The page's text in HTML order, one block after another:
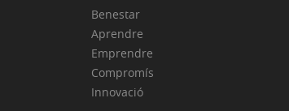
Benestar
Aprendre
Emprendre
Compromís
Innovació